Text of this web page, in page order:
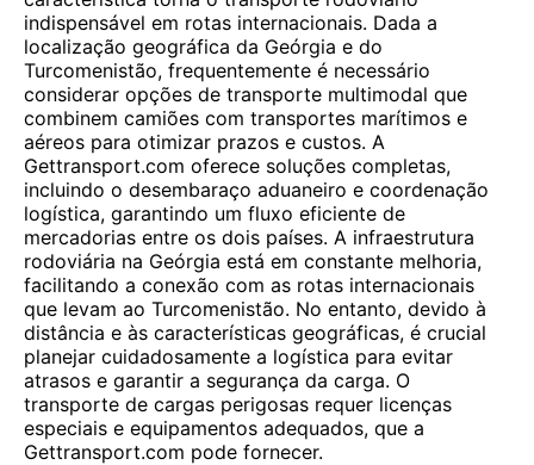
indispensável em rotas internacionais. Dada a
localização geográfica da Geórgia e do
Turcomenistão, frequentemente é necessário
considerar opções de transporte multimodal que
combinem camiões com transportes marítimos e
aéreos para otimizar prazos e custos. A
Gettransport.com oferece soluções completas,
incluindo o desembaraço aduaneiro e coordenação
logística, garantindo um fluxo eficiente de
mercadorias entre os dois países. A infraestrutura
rodoviária na Geórgia está em constante melhoria,
facilitando a conexão com as rotas internacionais
que levam ao Turcomenistão. No entanto, devido à
distância e às características geográficas, é crucial
planejar cuidadosamente a logística para evitar
atrasos e garantir a segurança da carga. O
transporte de cargas perigosas requer licenças
especiais e equipamentos adequados, que a
Gettransport.com pode fornecer.